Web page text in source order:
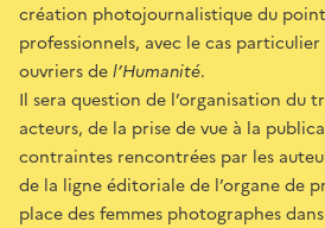
création photojournalistique du point
professionnels, avec le cas
ouvriers del’Humanité.
Il sera question de l’organisation du
acteurs, de la prise de vue à la
contraintes rencontrées par les
de la ligne éditoriale de l’organe de
place des femmes photographes